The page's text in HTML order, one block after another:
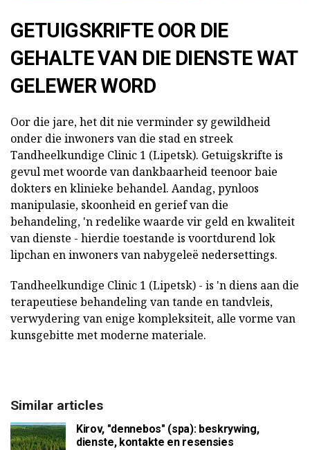
GETUIGSKRIFTE OOR DIE
GEHALTE VAN DIE DIENSTE WAT
GELEWER WORD
Oor die jare, het dit nie verminder sy gewildheid
onder die inwoners van die stad en streek
Tandheelkundige Clinic 1 (Lipetsk). Getuigskrifte is
gevul met woorde van dankbaarheid teenoor baie
dokters en klinieke behandel. Aandag, pynloos
manipulasie, skoonheid en gerief van die
behandeling, 'n redelike waarde vir geld en kwaliteit
van dienste - hierdie toestande is voortdurend lok
lipchan en inwoners van nabygeleë nedersettings.
Tandheelkundige Clinic 1 (Lipetsk) - is 'n diens aan die
terapeutiese behandeling van tande en tandvleis,
verwydering van enige kompleksiteit, alle vorme van
kunsgebitte met moderne materiale.
Similar articles
Kirov, "dennebos" (spa): beskrywing,
dienste, kontakte en resensies